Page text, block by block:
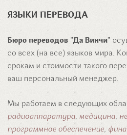
ЯЗЫКИ ПЕРЕВОДА
Бюро переводов "Да Винчи"
со всех (на все) языков мира.
срокам и стоимости такого
ваш персональный менеджер.
Мы работаем в следующих
радиоаппаратура, медицина,
программное обеспечение,